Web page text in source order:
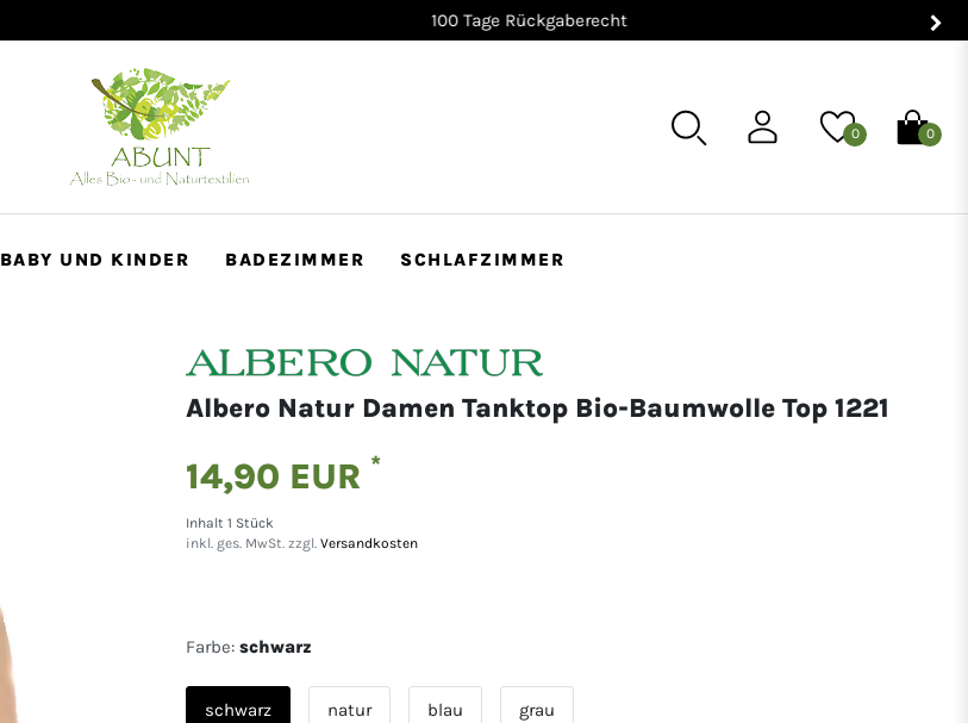
0 0
BABY UND KINDER BADEZIMMER SCHLAFZIMMER
Albero Natur Damen Tanktop Bio-Baumwolle Top 1221
14,90 EUR *
Inhalt 1 Stück
inkl. ges. MwSt. zzgl. Versandkosten
Farbe: schwarz
schwarz natur blau grau